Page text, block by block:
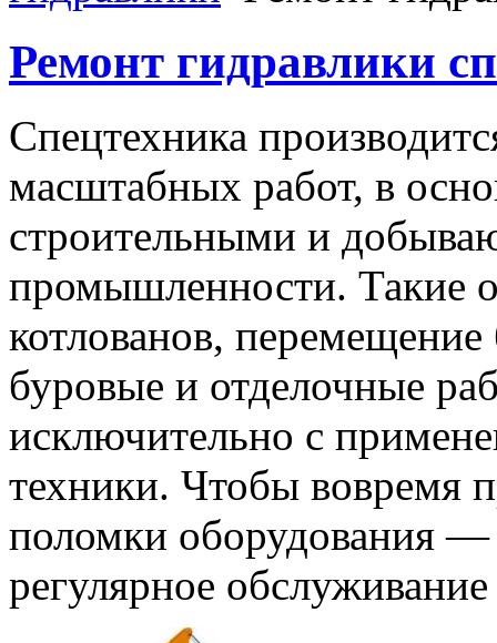
Ремонт гидравлики
Спецтехника
масштабных работ, в
строительными и
промышленности. Такие
котлованов,
буровые и отделочные
исключительно с
техники. Чтобы вовремя
поломки оборудования
регулярное